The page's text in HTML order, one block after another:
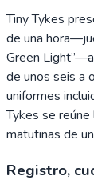
Tiny Tykes
de una
Green
de unos seis a
uniformes
Tykes se
matutinas de
Registro,